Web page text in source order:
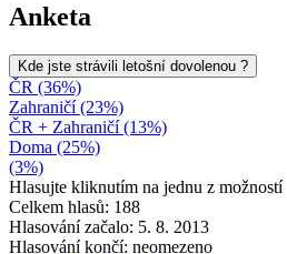
Anketa
Kde jste strávili letošní dovolenou ?
ČR (36%)
Zahraničí (23%)
ČR + Zahraničí (13%)
Doma (25%)
(3%)
Hlasujte kliknutím na jednu z možností
Celkem hlasů: 188
Hlasování začalo: 5. 8. 2013
Hlasování končí: neomezeno